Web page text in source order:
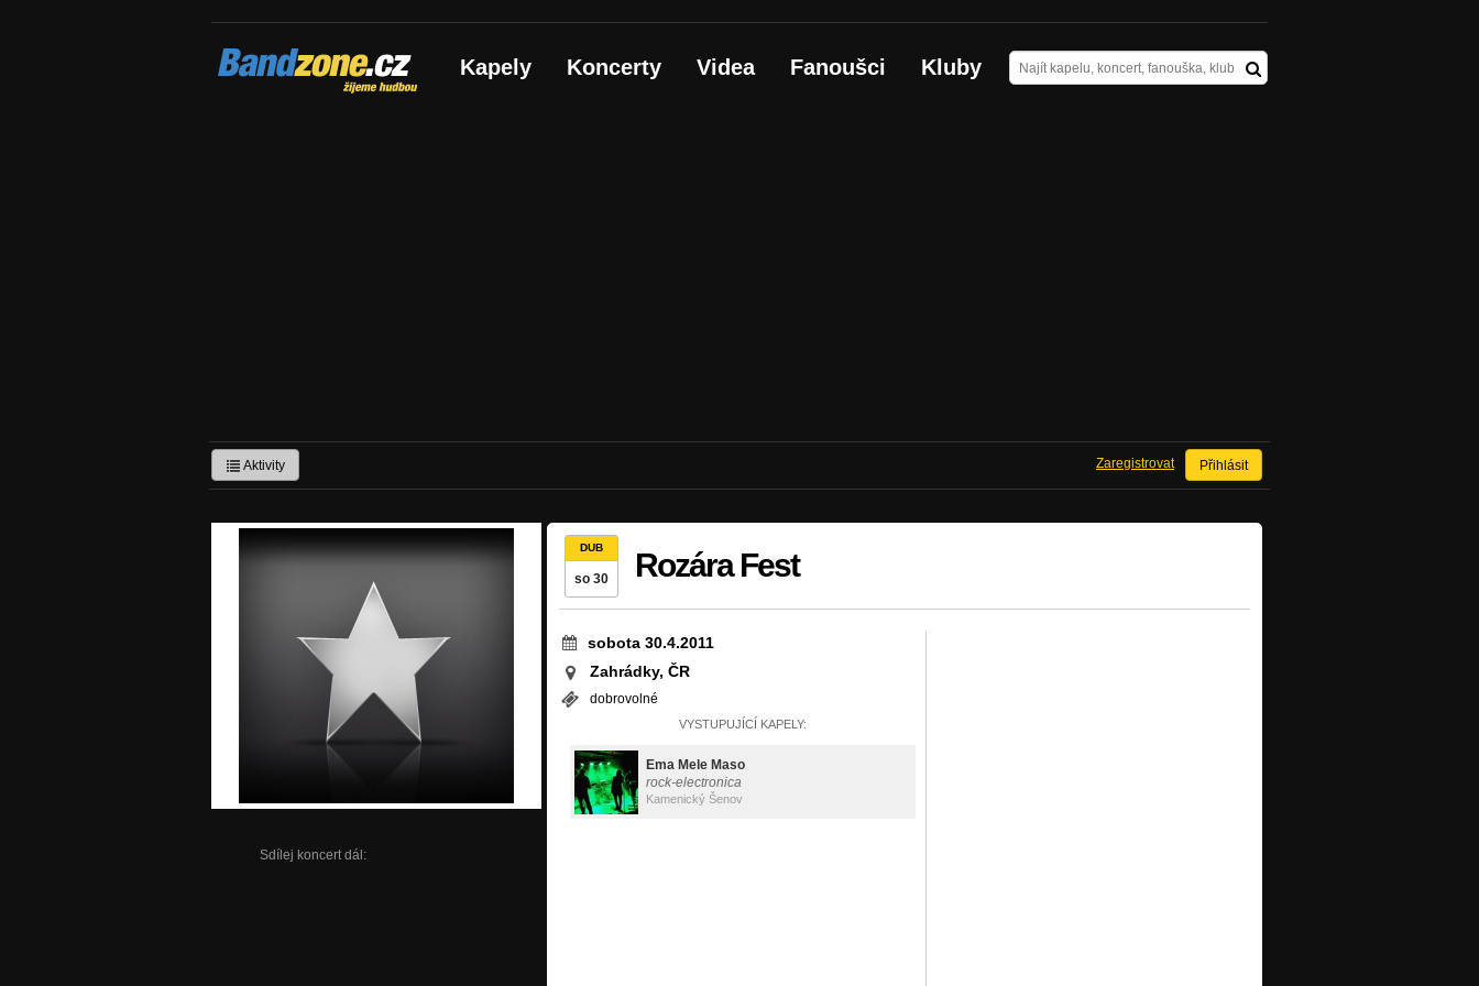
Bandzone.cz
žijeme hudbou Kapely Koncerty Videa Fanoušci Kluby
Aktivity Přihlásit
Zaregistrovat
Sdílej koncert dál:
DUB
so 30 Rozára Fest
sobota 30.4.2011
Zahrádky, ČR
dobrovolné
VYSTUPUJÍCÍ KAPELY:
Ema Mele Maso
rock-electronica
Kamenický Šenov